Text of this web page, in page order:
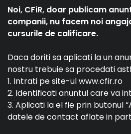
Noi, CFiR, doar publicam
companii, nu facem noi
cursurile de calificare.
Daca doriti sa aplicati la un
nostru trebuie sa procedati
1. Intrati pe site-ul www.cfir.ro
2. Identificati anuntul care va
3. Aplicati la el fie prin butonul
datele de contact aflate in